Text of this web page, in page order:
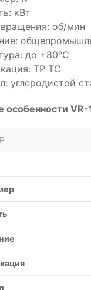
кВт
вращения: об/мин
до +80°С
ТР ТС
углеродистой
особенности